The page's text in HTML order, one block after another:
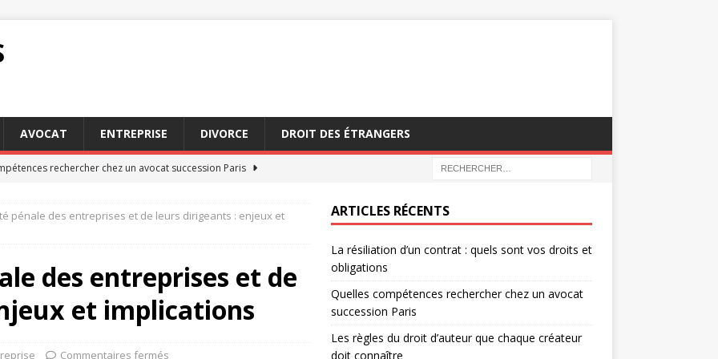
AVOCAT ENTREPRISE DIVORCE DROIT DES ÉTRANGERS
rechercher chez un avocat succession Paris
droit d’auteur que chaque créateur doit connaître
DROIT
des Français sans conseiller fiscal particulier
pénale des entreprises et de leurs dirigeants : enjeux et
des entreprises et de
et implications
Commentaires fermés
ARTICLES RÉCENTS
La résiliation d’un contrat : quels sont vos droits et
obligations
Quelles compétences rechercher chez un avocat
succession Paris
Les règles du droit d’auteur que chaque créateur
doit connaître